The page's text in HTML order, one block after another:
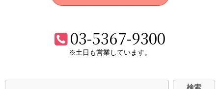
03-5367-9300
※土日も営業しています。